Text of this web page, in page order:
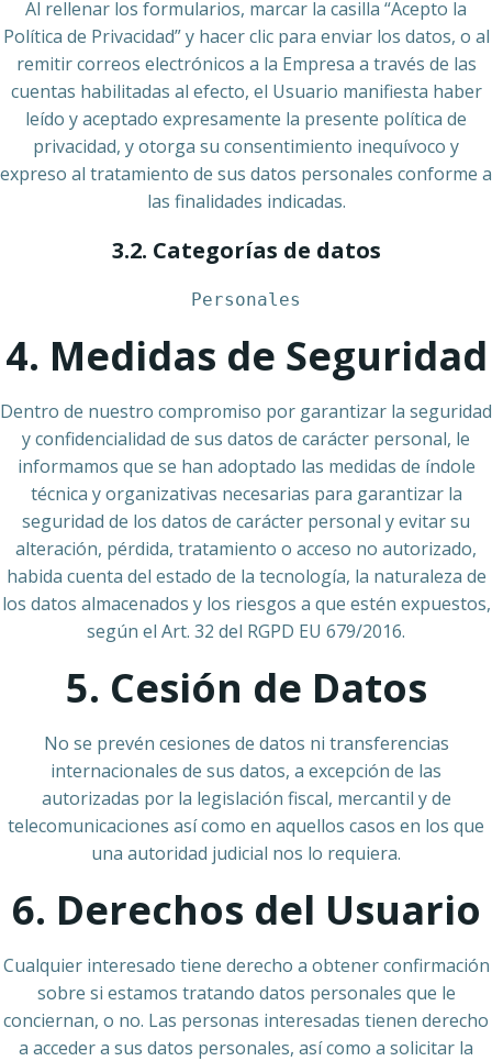
Al rellenar los formularios, marcar la casilla “Acepto la
Política de Privacidad” y hacer clic para enviar los datos, o al
remitir correos electrónicos a la Empresa a través de las
cuentas habilitadas al efecto, el Usuario manifiesta haber
leído y aceptado expresamente la presente política de
privacidad, y otorga su consentimiento inequívoco y
expreso al tratamiento de sus datos personales conforme a
las finalidades indicadas.
3.2. Categorías de datos
Personales
4. Medidas de Seguridad
Dentro de nuestro compromiso por garantizar la seguridad
y confidencialidad de sus datos de carácter personal, le
informamos que se han adoptado las medidas de índole
técnica y organizativas necesarias para garantizar la
seguridad de los datos de carácter personal y evitar su
alteración, pérdida, tratamiento o acceso no autorizado,
habida cuenta del estado de la tecnología, la naturaleza de
los datos almacenados y los riesgos a que estén expuestos,
según el Art. 32 del RGPD EU 679/2016.
5. Cesión de Datos
No se prevén cesiones de datos ni transferencias
internacionales de sus datos, a excepción de las
autorizadas por la legislación fiscal, mercantil y de
telecomunicaciones así como en aquellos casos en los que
una autoridad judicial nos lo requiera.
6. Derechos del Usuario
Cualquier interesado tiene derecho a obtener confirmación
sobre si estamos tratando datos personales que le
conciernan, o no. Las personas interesadas tienen derecho
a acceder a sus datos personales, así como a solicitar la